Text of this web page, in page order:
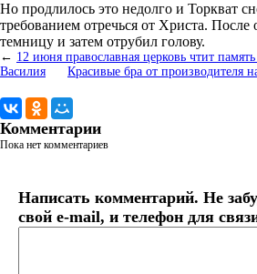
Но продлилось это недолго и Торкват
требованием отречься от Христа. После
темницу и затем отрубил голову.
← 12 июня православная церковь чтит
Василия
Красивые бра от производителя
Комментарии
Пока нет комментариев
Написать комментарий. Не
свой e-mail, и телефон для